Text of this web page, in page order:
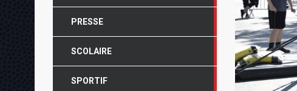
PRESSE
SCOLAIRE
SPORTIF